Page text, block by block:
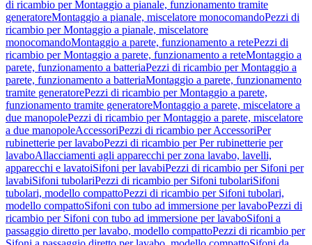
di ricambio per Montaggio a pianale, funzionamento tramite
generatoreMontaggio a pianale, miscelatore monocomandoPezzi di
ricambio per Montaggio a pianale, miscelatore
monocomandoMontaggio a parete, funzionamento a retePezzi di
ricambio per Montaggio a parete, funzionamento a reteMontaggio a
parete, funzionamento a batteriaPezzi di ricambio per Montaggio a
parete, funzionamento a batteriaMontaggio a parete, funzionamento
tramite generatorePezzi di ricambio per Montaggio a parete,
funzionamento tramite generatoreMontaggio a parete, miscelatore a
due manopolePezzi di ricambio per Montaggio a parete, miscelatore
a due manopoleAccessoriPezzi di ricambio per AccessoriPer
rubinetterie per lavaboPezzi di ricambio per Per rubinetterie per
lavaboAllacciamenti agli apparecchi per zona lavabo, lavelli,
apparecchi e lavatoiSifoni per lavabiPezzi di ricambio per Sifoni per
lavabiSifoni tubolariPezzi di ricambio per Sifoni tubolariSifoni
tubolari, modello compattoPezzi di ricambio per Sifoni tubolari,
modello compattoSifoni con tubo ad immersione per lavaboPezzi di
ricambio per Sifoni con tubo ad immersione per lavaboSifoni a
passaggio diretto per lavabo, modello compattoPezzi di ricambio per